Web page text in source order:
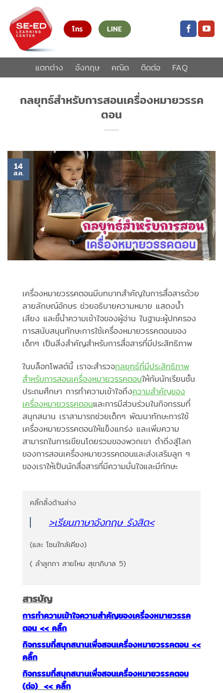
ยัง
เนื้อหา
โทร LINE
แตกต่าง อังกฤษ คณิต ติดต่อ FAQ
กลยุทธ์สำหรับการสอนเครื่องหมายวรรค
ตอน
14
ส.ค.
เครื่องหมายวรรคตอนมีบทบาทสำคัญในการสื่อสารด้วย
ลายลักษณ์อักษร ช่วยอธิบายความหมาย แสดงน้ำ
เสียง และชี้นำความเข้าใจของผู้อ่าน ในฐานะผู้ปกครอง
การสนับสนุนทักษะการใช้เครื่องหมายวรรคตอนของ
เด็กๆ เป็นสิ่งสำคัญสำหรับการสื่อสารที่มีประสิทธิภาพ
ในบล็อกโพสต์นี้ เราจะสำรวจกลยุทธ์ที่มีประสิทธิภาพ
สำหรับการสอนเครื่องหมายวรรคตอนให้กับนักเรียนชั้น
ประถมศึกษา การทำความเข้าใจถึงความสำคัญของ
เครื่องหมายวรรคตอนและการมีส่วนร่วมในกิจกรรมที่
สนุกสนาน เราสามารถช่วยเด็กๆ พัฒนาทักษะการใช้
เครื่องหมายวรรคตอนให้แข็งแกร่ง และเพิ่มความ
สามารถในการเขียนโดยรวมของพวกเขา ดำดิ่งสู่โลก
ของการสอนเครื่องหมายวรรคตอนและส่งเสริมลูก ๆ
ของเราให้เป็นนักสื่อสารที่มีความมั่นใจและมีทักษะ
คลิ๊กลิ้งด้านล่าง
>เรียนภาษาอังกฤษ รังสิต<
(และ โซนใกล้เคียง)
( ลำลูกกา สายไหม สุขาภิบาล 5)
สารบัญ
การทำความเข้าใจความสำคัญของเครื่องหมายวรรค
ตอน << คลิ๊ก
กิจกรรมที่สนุกสนานเพื่อสอนเครื่องหมายวรรคตอน <<
คลิ๊ก
กิจกรรมที่สนุกสนานเพื่อสอนเครื่องหมายวรรคตอน
(ต่อ) << คลิ๊ก